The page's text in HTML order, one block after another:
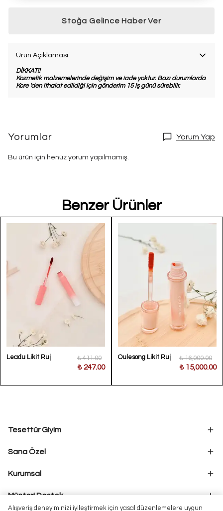
Alışveriş deneyiminizi iyileştirmek için yasal düzenlemelere uygun
Stoğa Gelince Haber Ver
Ürün Açıklaması
DİKKAT!!
Kozmetik malzemelerinde değişim ve iade yoktur. Bazı durumlarda
Kore 'den ithalat edildiği için gönderim 15 iş günü sürebilir.
Yorumlar Yorum Yap
Bu ürün için henüz yorum yapılmamış.
Benzer Ürünler
Leadu Likit Ruj ₺ 411.00
₺ 247.00
Oulesong Likit Ruj ₺ 16,000.00
₺ 15,000.00
Tesettür Giyim
Sana Özel
Kurumsal
Müşteri Destek